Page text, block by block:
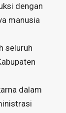
dengan
manusia
seluruh
dalam